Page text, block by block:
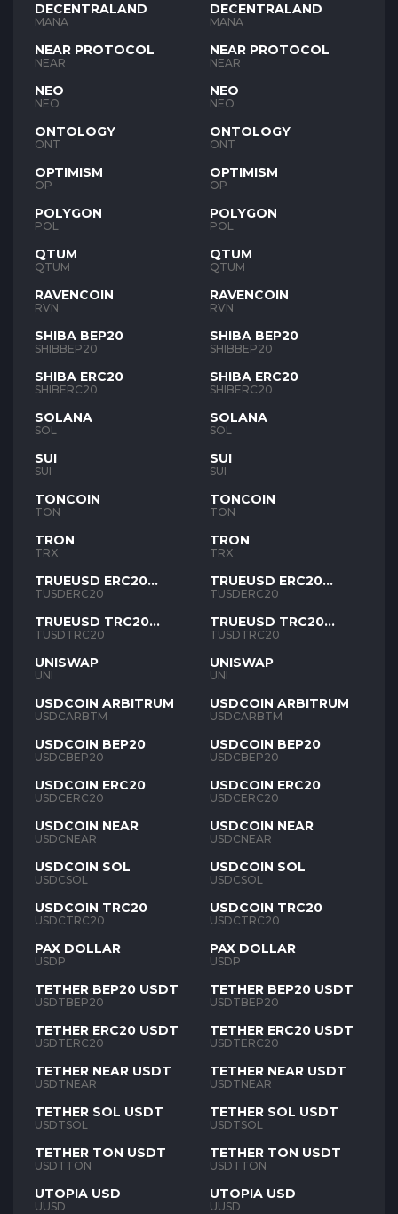
DECENTRALAND
MANA
NEAR PROTOCOL
NEAR
NEO
NEO
ONTOLOGY
ONT
OPTIMISM
OP
POLYGON
POL
QTUM
QTUM
RAVENCOIN
RVN
SHIBA BEP20
SHIBBEP20
SHIBA ERC20
SHIBERC20
SOLANA
SOL
SUI
SUI
TONCOIN
TON
TRON
TRX
TRUEUSD ERC20
TUSD
TUSDERC20
TRUEUSD TRC20
TUSD
TUSDTRC20
UNISWAP
UNI
USDCOIN ARBITRUM
USDCARBTM
USDCOIN BEP20
USDCBEP20
USDCOIN ERC20
USDCERC20
USDCOIN NEAR
USDCNEAR
USDCOIN SOL
USDCSOL
USDCOIN TRC20
USDCTRC20
PAX DOLLAR
USDP
TETHER BEP20 USDT
USDTBEP20
TETHER ERC20 USDT
USDTERC20
TETHER NEAR USDT
USDTNEAR
TETHER SOL USDT
USDTSOL
TETHER TON USDT
USDTTON
UTOPIA USD
UUSD
DECENTRALAND
MANA
NEAR PROTOCOL
NEAR
NEO
NEO
ONTOLOGY
ONT
OPTIMISM
OP
POLYGON
POL
QTUM
QTUM
RAVENCOIN
RVN
SHIBA BEP20
SHIBBEP20
SHIBA ERC20
SHIBERC20
SOLANA
SOL
SUI
SUI
TONCOIN
TON
TRON
TRX
TRUEUSD ERC20
TUSD
TUSDERC20
TRUEUSD TRC20
TUSD
TUSDTRC20
UNISWAP
UNI
USDCOIN ARBITRUM
USDCARBTM
USDCOIN BEP20
USDCBEP20
USDCOIN ERC20
USDCERC20
USDCOIN NEAR
USDCNEAR
USDCOIN SOL
USDCSOL
USDCOIN TRC20
USDCTRC20
PAX DOLLAR
USDP
TETHER BEP20 USDT
USDTBEP20
TETHER ERC20 USDT
USDTERC20
TETHER NEAR USDT
USDTNEAR
TETHER SOL USDT
USDTSOL
TETHER TON USDT
USDTTON
UTOPIA USD
UUSD